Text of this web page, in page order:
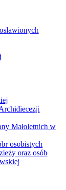
Małoletnich w
osobistych
oraz osób